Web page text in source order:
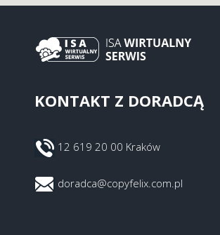
KONTAKT Z DORADCĄ
12 619 20 00 Kraków
doradca@copyfelix.com.pl